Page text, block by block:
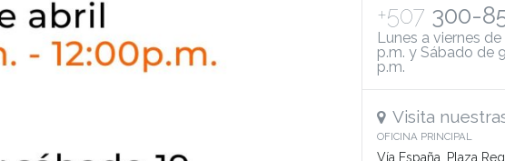
+507 300-
Lunes a viernes
p.m. y Sábado de
p.m.
Visita
OFICINA PRINCIPAL
Vía España, Plaza